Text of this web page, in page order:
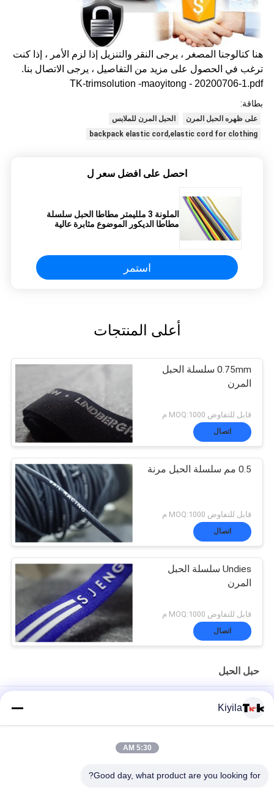
هنا كتالوجنا المصغر ، يرجى النقر والتنزيل إذا لزم الأمر ، إذا كنت
ترغب في الحصول على مزيد من التفاصيل ، يرجى الاتصال بنا.
TK-trimsolution -maoyitong - 20200706-1.pdf
بطاقة:
على ظهره الحبل المرن
الحبل المرن للملابس
backpack elastic cord,elastic cord for clothing
احصل على افضل سعر ل
الملونة 3 ملليمتر مطاطا الحبل سلسلة
مطاطا الديكور الموضوع مثابرة عالية
استمر
أعلى المنتجات
0.75mm سلسلة الحبل
المرن
قابل للتفاوض MOQ:1000 م
اتصال
0.5 مم سلسلة الحبل مرنة
قابل للتفاوض MOQ:1000 م
اتصال
Undies سلسلة الحبل
المرن
قابل للتفاوض MOQ:1000 م
اتصال
حبل الحبل
سترة
عالية مثابرة 3 سنتيمتر غير مرنة الحبل شقة النايلون الحبل أوم / أودم
100٪ البوليستر / النايلون محبوك مطوي الشريط المرن مع شعار تنقش
Kiyila
5:30 AM
Good day, what product are you looking for?